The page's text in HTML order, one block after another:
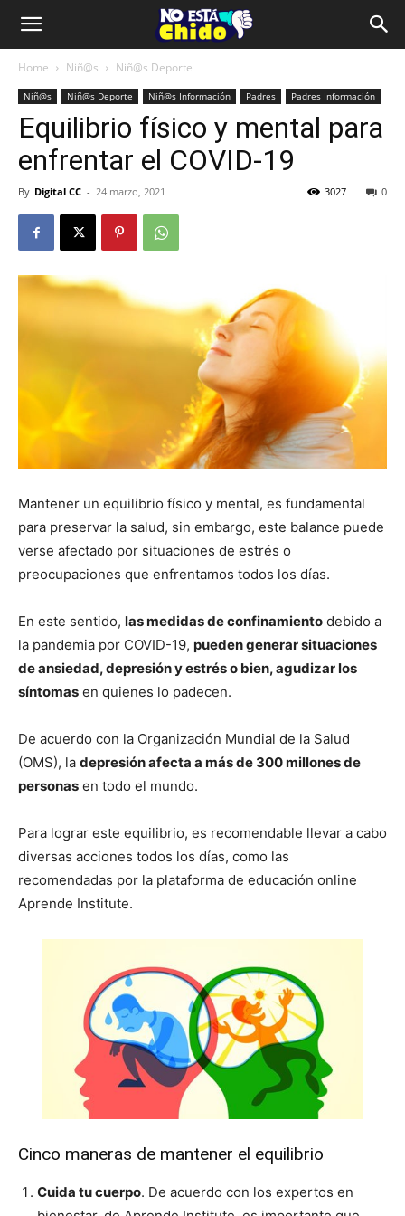
Home Niñ@s Niñ@s Deporte
Niñ@s Niñ@s Deporte Niñ@s Información Padres Padres Información
Equilibrio físico y mental para
enfrentar el COVID-19
By Digital CC - 24 marzo, 2021 0
3027
Mantener un equilibrio físico y mental, es fundamental
para preservar la salud, sin embargo, este balance puede
verse afectado por situaciones de estrés o
preocupaciones que enfrentamos todos los días.
En este sentido, las medidas de confinamiento debido a
la pandemia por COVID-19, pueden generar situaciones
de ansiedad, depresión y estrés o bien, agudizar los
síntomas en quienes lo padecen.
De acuerdo con la Organización Mundial de la Salud
(OMS), la depresión afecta a más de 300 millones de
personas en todo el mundo.
Para lograr este equilibrio, es recomendable llevar a cabo
diversas acciones todos los días, como las
recomendadas por la plataforma de educación online
Aprende Institute.
Cinco maneras de mantener el equilibrio
Cuida tu cuerpo. De acuerdo con los expertos en